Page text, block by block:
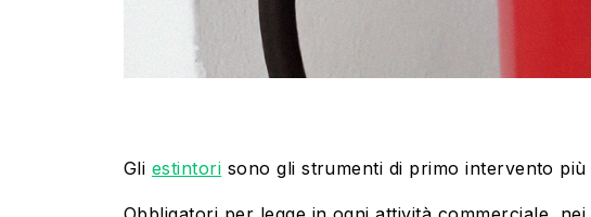
Gli estintori sono gli strumenti di primo intervento